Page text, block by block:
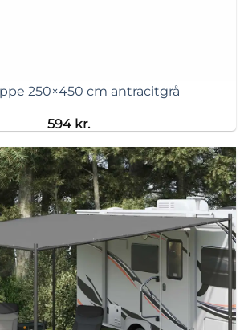
250×450 cm antracitgrå
594 kr.